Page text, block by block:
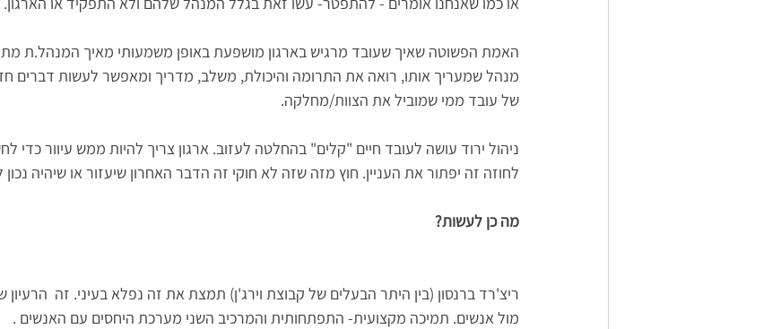
האמת הפשוטה שאיך שעובד מרגיש בארגון מושפעת באופן משמעותי מאיך המנהל.ת
מנהל שמעריך אותו, רואה את התרומה והיכולת, משלב, מדריך ומאפשר לעשות דברים
של עובד ממי שמוביל את הצוות/מחלקה.
ניהול ירוד עושה לעובד חיים "קלים" בהחלטה לעזוב. ארגון צריך להיות ממש עיוור כדי
לחוזה זה יפתור את העניין. חוץ מזה שזה לא חוקי זה הדבר האחרון שיעזור או שיהיה נכון
מה כן לעשות?
ריצ'רד ברנסון (בין היתר הבעלים של קבוצת וירג'ן) תמצת את זה נפלא בעיני. זה  הרעיון
מול אנשים. תמיכה מקצועית- התפתחותית והמרכיב השני מערכת היחסים עם האנשים .